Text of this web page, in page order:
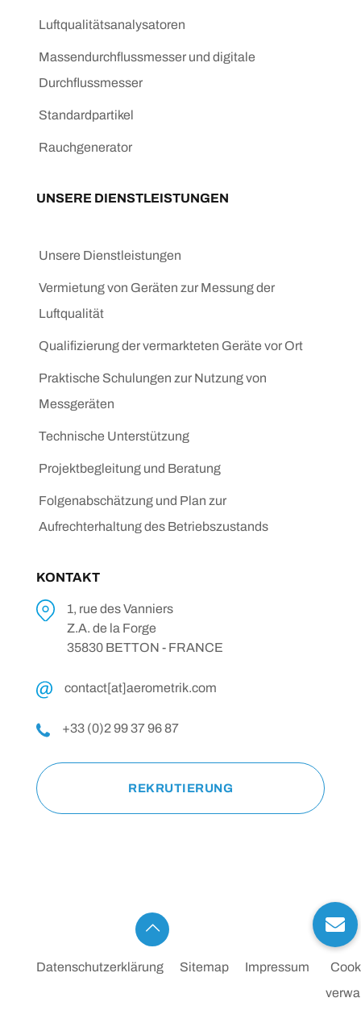
Luftqualitätsanalysatoren
Massendurchflussmesser und digitale
Durchflussmesser
Standardpartikel
Rauchgenerator
UNSERE DIENSTLEISTUNGEN
Unsere Dienstleistungen
Vermietung von Geräten zur Messung der
Luftqualität
Qualifizierung der vermarkteten Geräte vor Ort
Praktische Schulungen zur Nutzung von
Messgeräten
Technische Unterstützung
Projektbegleitung und Beratung
Folgenabschätzung und Plan zur
Aufrechterhaltung des Betriebszustands
KONTAKT
1, rue des Vanniers
Z.A. de la Forge
35830 BETTON - FRANCE
contact[at]aerometrik.com
+33 (0)2 99 37 96 87
REKRUTIERUNG
Datenschutzerklärung Sitemap Impressum